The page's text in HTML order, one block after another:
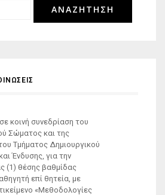
κοινή συνεδρίαση του
Σώματος και της
Τμήματος Δημιουργικού
Ένδυσης, για την
(1) θέσης βαθμίδας
επί θητεία, με
«Μεθοδολογίες